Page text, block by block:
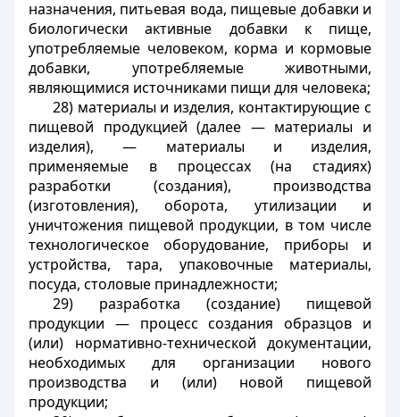
назначения, питьевая вода, пищевые добавки и
биологически активные добавки к пище,
употребляемые человеком, корма и кормовые
добавки, употребляемые животными,
являющимися источниками пищи для человека;
28) материалы и изделия, контактирующие с
пищевой продукцией (далее — материалы и
изделия), — материалы и изделия,
применяемые в процессах (на стадиях)
разработки (создания), производства
(изготовления), оборота, утилизации и
уничтожения пищевой продукции, в том числе
технологическое оборудование, приборы и
устройства, тара, упаковочные материалы,
посуда, столовые принадлежности;
29) разработка (создание) пищевой
продукции — процесс создания образцов и
(или) нормативно-технической документации,
необходимых для организации нового
производства и (или) новой пищевой
продукции;